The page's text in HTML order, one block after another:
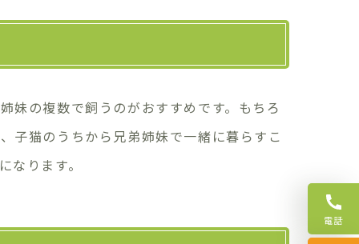
妹の複数で飼うのがおすすめです。もちろ
子猫のうちから兄弟姉妹で一緒に暮らすこ
ります。
電話